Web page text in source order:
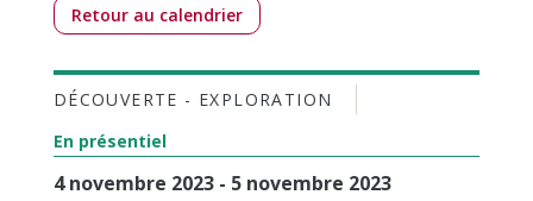
Retour au calendrier
DÉCOUVERTE - EXPLORATION
En présentiel
4 novembre 2023 - 5 novembre 2023